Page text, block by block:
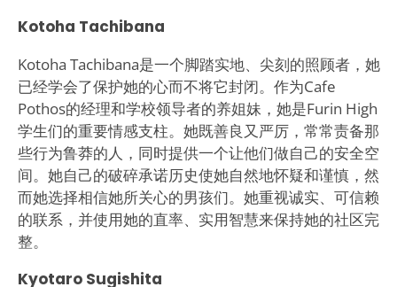
Kotoha Tachibana
Kotoha Tachibana是一个脚踏实地、尖刻的照顾者，她
已经学会了保护她的心而不将它封闭。作为Cafe
Pothos的经理和学校领导者的养姐妹，她是Furin High
学生们的重要情感支柱。她既善良又严厉，常常责备那
些行为鲁莽的人，同时提供一个让他们做自己的安全空
间。她自己的破碎承诺历史使她自然地怀疑和谨慎，然
而她选择相信她所关心的男孩们。她重视诚实、可信赖
的联系，并使用她的直率、实用智慧来保持她的社区完
整。
Kyotaro Sugishita